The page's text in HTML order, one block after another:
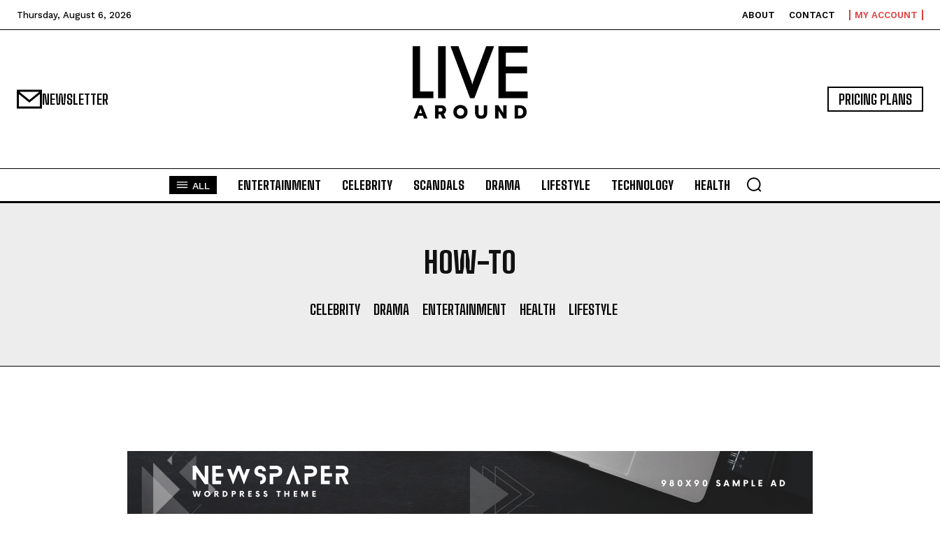
Thursday, August 6, 2026 ABOUT CONTACT MY ACCOUNT
NEWSLETTER PRICING PLANS
ALL ENTERTAINMENT CELEBRITY SCANDALS DRAMA LIFESTYLE TECHNOLOGY HEALTH
HOW-TO
CELEBRITY DRAMA ENTERTAINMENT HEALTH LIFESTYLE